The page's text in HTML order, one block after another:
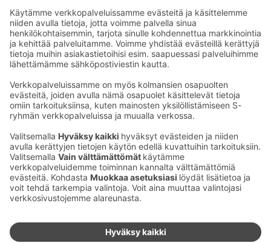
Sähköpostiosoitteet S-ryhmässä ovat muotoa
etunimi.sukunimi@sok.fi
Seuraa meitä:
Muuta evästeasetuksia